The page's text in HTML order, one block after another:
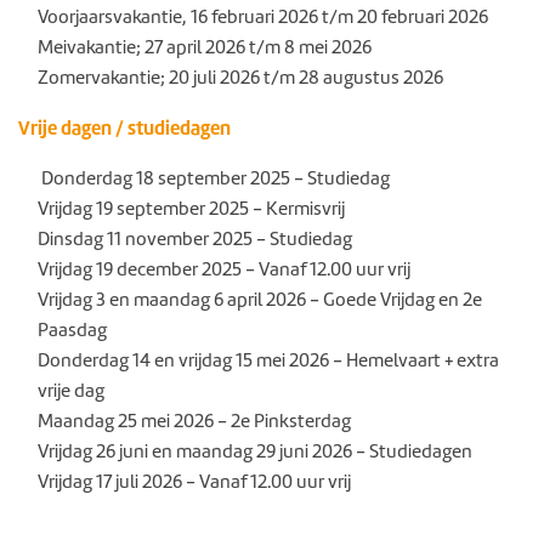
Voorjaarsvakantie, 16 februari 2026 t/m 20 februari 2026
Meivakantie; 27 april 2026 t/m 8 mei 2026
Zomervakantie; 20 juli 2026 t/m 28 augustus 2026
Vrije dagen / studiedagen
Donderdag 18 september 2025 - Studiedag
Vrijdag 19 september 2025 - Kermisvrij
Dinsdag 11 november 2025 - Studiedag
Vrijdag 19 december 2025 - Vanaf 12.00 uur vrij
Vrijdag 3 en maandag 6 april 2026 - Goede Vrijdag en 2e
Paasdag
Donderdag 14 en vrijdag 15 mei 2026 - Hemelvaart + extra
vrije dag
Maandag 25 mei 2026 - 2e Pinksterdag
Vrijdag 26 juni en maandag 29 juni 2026 - Studiedagen
Vrijdag 17 juli 2026 - Vanaf 12.00 uur vrij